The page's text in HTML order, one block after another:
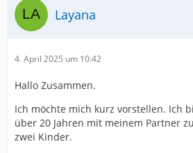
Layana
4. April 2025 um 10:42
Hallo Zusammen.
Ich möchte mich kurz vorstellen. Ich
über 20 Jahren mit meinem Partner
zwei Kinder.